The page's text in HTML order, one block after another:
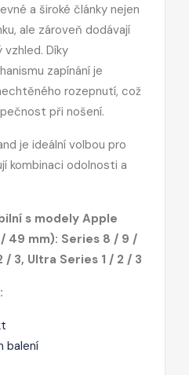
a široké články nejen
ale zároveň dodávají
Díky
zapínání je
rozepnutí, což
při nošení.
je ideální volbou pro
kombinaci odolnosti a
s modely Apple
49 mm): Series 8 / 9 /
/ 3, Ultra Series 1 / 2 / 3
balení